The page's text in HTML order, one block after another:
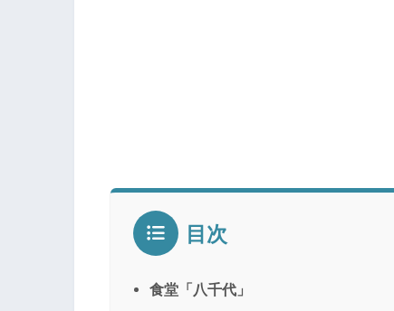
目次
食堂「八千代」